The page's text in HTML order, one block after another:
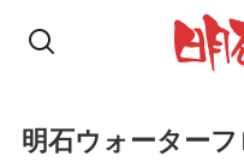
明石ウォーター